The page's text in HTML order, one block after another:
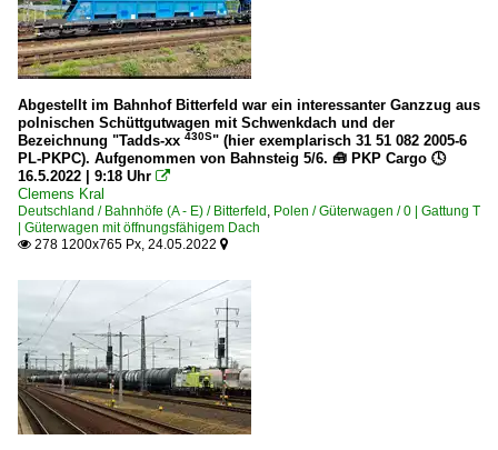
Abgestellt im Bahnhof Bitterfeld war ein interessanter Ganzzug aus
polnischen Schüttgutwagen mit Schwenkdach und der
Bezeichnung "Tadds-xx 430S" (hier exemplarisch 31 51 082 2005-6
PL-PKPC). Aufgenommen von Bahnsteig 5/6. 🧰 PKP Cargo 🕓
16.5.2022 | 9:18 Uhr 
Clemens Kral
Deutschland / Bahnhöfe (A - E) / Bitterfeld Polen / Güterwagen / 0 | Gattung T
| Güterwagen mit öffnungsfähigem Dach
 278 1200x765 Px, 24.05.2022 